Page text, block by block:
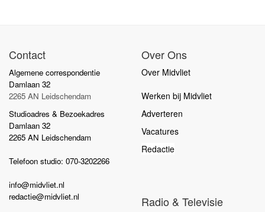
Contact
Algemene correspondentie
Damlaan 32
2265 AN Leidschendam
Studioadres & Bezoekadres
Damlaan 32
2265 AN Leidschendam
Telefoon studio: 070-3202266
info@midvliet.nl
redactie@midvliet.nl
Over Ons
Over Midvliet
Werken bij Midvliet
Adverteren
Vacatures
Redactie
Radio & Televisie